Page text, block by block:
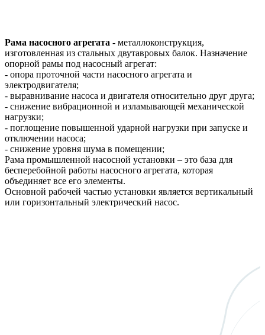
Рама насосного агрегата - металлоконструкция,
изготовленная из стальных двутавровых балок. Назначение
опорной рамы под насосный агрегат:
- опора проточной части насосного агрегата и
электродвигателя;
- выравнивание насоса и двигателя относительно друг друга;
- снижение вибрационной и изламывающей механической
нагрузки;
- поглощение повышенной ударной нагрузки при запуске и
отключении насоса;
- снижение уровня шума в помещении;
Рама промышленной насосной установки – это база для
бесперебойной работы насосного агрегата, которая
объединяет все его элементы.
Основной рабочей частью установки является вертикальный
или горизонтальный электрический насос.